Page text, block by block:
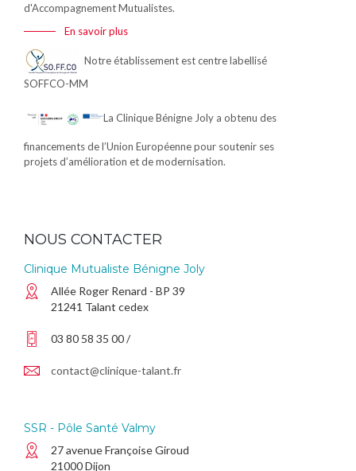
d'Accompagnement Mutualistes.
En savoir plus
Notre établissement est centre labellisé
SOFFCO-MM
La Clinique Bénigne Joly a obtenu des
financements de l’Union Européenne pour soutenir ses
projets d’amélioration et de modernisation.
NOUS CONTACTER
Clinique Mutualiste Bénigne Joly
Allée Roger Renard - BP 39
21241 Talant cedex
03 80 58 35 00 /
contact@clinique-talant.fr
SSR - Pôle Santé Valmy
27 avenue Françoise Giroud
21000 Dijon